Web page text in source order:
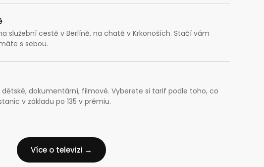
služební cestě v Berlíně, na chatě v Krkonoších. Stačí vám
s sebou.
dětské, dokumentární, filmové. Vyberete si tarif podle toho, co
v základu po 135 v prémiu.
Více o televizi →